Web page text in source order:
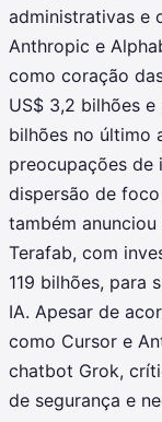
administrativas e
Anthropic e
como coração
US$ 3,2 bilhões
bilhões no último
preocupações de
dispersão de
também
Terafab, com
119 bilhões, para
IA. Apesar de
como Cursor e
chatbot Grok,
de segurança e